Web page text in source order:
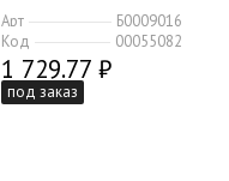
Арт
Б0009016
Код
00055082
1 729.77 ₽
под заказ